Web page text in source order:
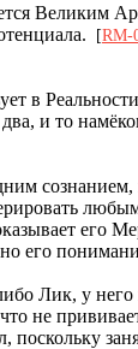
Великим
[RM-
в
два, и то
его
его
Лик, у
не
поскольку